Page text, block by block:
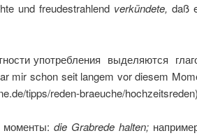
und freudestrahlend verkündete,daß
употребления выделяются
mir schon seit langem vor diesem
tipps/reden-braeuche/
моменты: die Grabrede halten;